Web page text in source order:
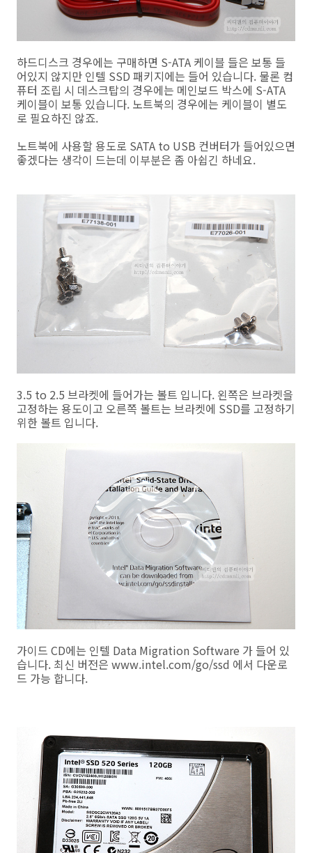
하드디스크 경우에는 구매하면 S-ATA 케이블 들은 보통 들
어있지 않지만 인텔 SSD 패키지에는 들어 있습니다. 물론 컴
퓨터 조립 시 데스크탑의 경우에는 메인보드 박스에 S-ATA
케이블이 보통 있습니다. 노트북의 경우에는 케이블이 별도
로 필요하진 않죠.
노트북에 사용할 용도로 SATA to USB 컨버터가 들어있으면
좋겠다는 생각이 드는데 이부분은 좀 아쉽긴 하네요.
3.5 to 2.5 브라켓에 들어가는 볼트 입니다. 왼쪽은 브라켓을
고정하는 용도이고 오른쪽 볼트는 브라켓에 SSD를 고정하기
위한 볼트 입니다.
가이드 CD에는 인텔 Data Migration Software 가 들어 있
습니다. 최신 버전은 www.intel.com/go/ssd 에서 다운로
드 가능 합니다.